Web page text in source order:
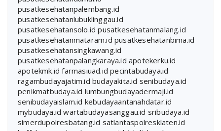
pusatkesehatanpalembang.id
pusatkesehatanlubuklinggau.id
pusatkesehatansolo.id pusatkesehatanmalang.id
pusatkesehatanmataram.id pusatkesehatanbima.id
pusatkesehatansingkawang.id
pusatkesehatanpalangkaraya.id apotekerku.id
apotekmk.id farmasiuad.id pecintabudaya.id
ragambudayajatim.id budayakita.id senibudaya.id
penikmatbudaya.id lumbungbudayadermaji.id
senibudayaislam.id kebudayaantanahdatar.id
mybudaya.id wartabudayasanggau.id sribudaya.id
simerdupolresbatang.id satlantaspolresklaten.id